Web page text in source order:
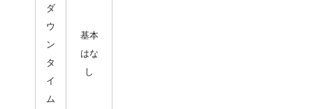
ダ
ウ
ン
タ
イ
ム
基本
はな
し